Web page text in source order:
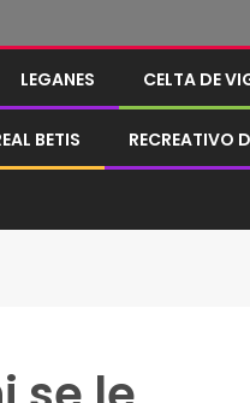
LEGANES CELTA DE
BETIS RECREATIVO